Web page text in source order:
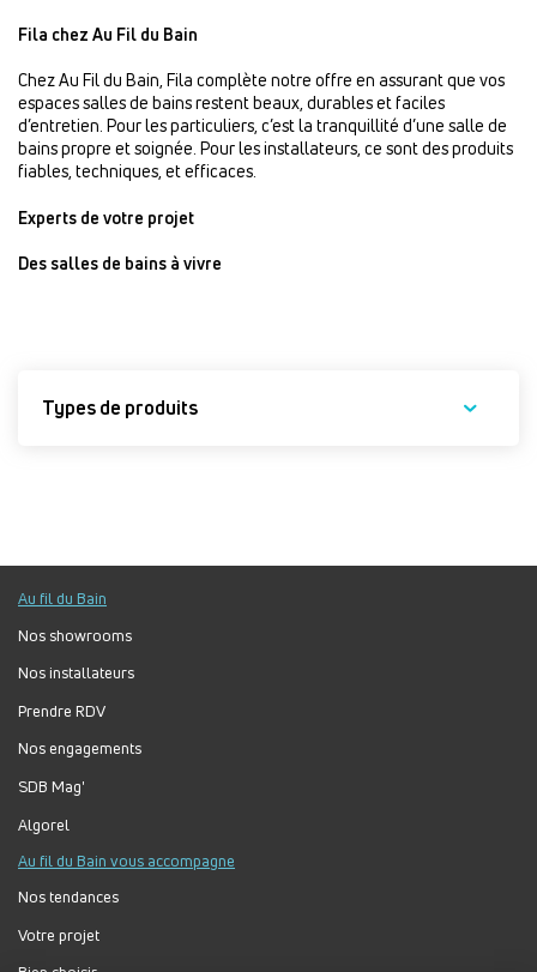
Fila chez Au Fil du Bain
Chez Au Fil du Bain, Fila complète notre offre en assurant que vos
espaces salles de bains restent beaux, durables et faciles
d’entretien. Pour les particuliers, c’est la tranquillité d’une salle de
bains propre et soignée. Pour les installateurs, ce sont des produits
fiables, techniques, et efficaces.
Experts de votre projet
Des salles de bains à vivre
Types de produits
Au fil du Bain
Nos showrooms
Nos installateurs
Prendre RDV
Nos engagements
SDB Mag'
Algorel
Au fil du Bain vous accompagne
Nos tendances
Votre projet